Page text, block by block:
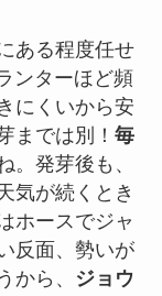
ある程度任せ
ンターほど頻
にくいから安
までは別！ 毎
。発芽後も、
気が続くとき
ホースでジャ
反面、勢いが
から、
ジョウ